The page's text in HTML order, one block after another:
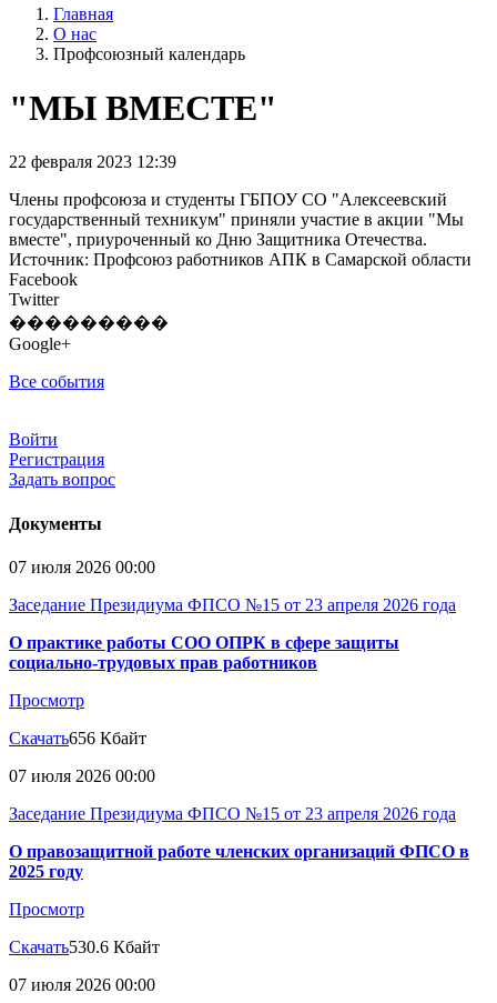
Главная
О нас
Профсоюзный календарь
"МЫ ВМЕСТЕ"
22 февраля 2023 12:39
Члены профсоюза и студенты ГБПОУ СО "Алексеевский
государственный техникум" приняли участие в акции "Мы
вместе", приуроченный ко Дню Защитника Отечества.
Источник: Профсоюз работников АПК в Самарской области
Facebook
Twitter
���������
Google+
Все события
Войти
Регистрация
Задать вопрос
Документы
07 июля 2026 00:00
Заседание Президиума ФПСО №15 от 23 апреля 2026 года
О практике работы СОО ОПРК в сфере защиты
социально-трудовых прав работников
Просмотр
Скачать656 Кбайт
07 июля 2026 00:00
Заседание Президиума ФПСО №15 от 23 апреля 2026 года
О правозащитной работе членских организаций ФПСО в
2025 году
Просмотр
Скачать530.6 Кбайт
07 июля 2026 00:00